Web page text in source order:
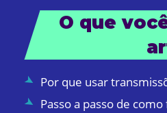
O que
Por que usar
Passo a passo de